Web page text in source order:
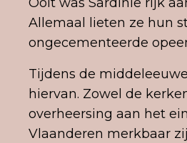
Allemaal lieten ze hun
ongecementeerde
Tijdens de
hiervan. Zowel de
overheersing aan het
Vlaanderen merkbaar